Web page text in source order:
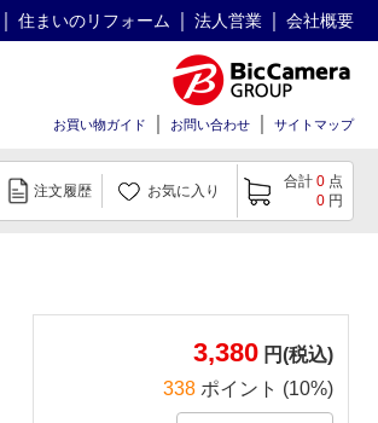
住まいのリフォーム 法人営業 会社概要
お買い物ガイド お問い合わせ サイトマップ
注文履歴 お気に入り
合計 0 点
0 円
3,380 円(税込)
338 ポイント (10%)